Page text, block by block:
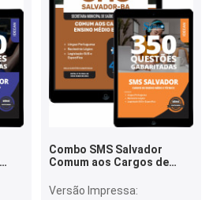
Combo SMS Salvador
Comum aos Cargos de
Versão Impressa: